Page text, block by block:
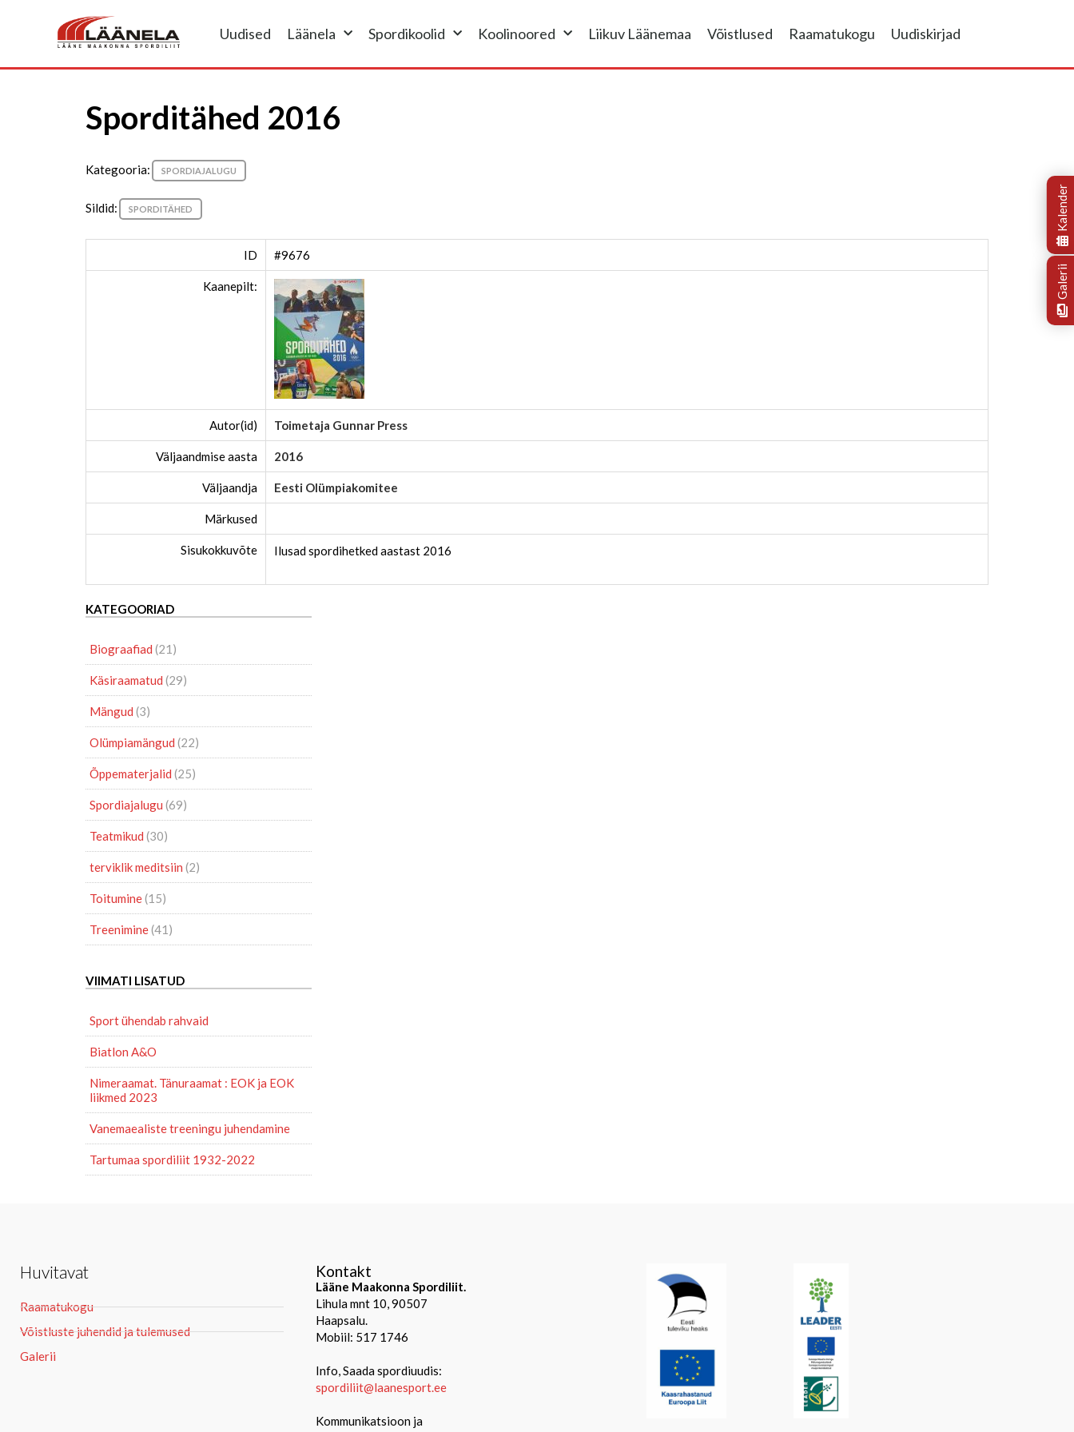
Kalender
Galerii
Uudised Läänela Spordikoolid Koolinoored Liikuv Läänemaa Võistlused Raamatukogu Uudiskirjad
Sporditähed 2016
Kategooria: SPORDIAJALUGU
Sildid: SPORDITÄHED
ID #9676
Kaanepilt:
Autor(id) Toimetaja Gunnar Press
Väljaandmise aasta 2016
Väljaandja Eesti Olümpiakomitee
Märkused
Sisukokkuvõte Ilusad spordihetked aastast 2016
KATEGOORIAD
Biograafiad (21)
Käsiraamatud (29)
Mängud (3)
Olümpiamängud (22)
Õppematerjalid (25)
Spordiajalugu (69)
Teatmikud (30)
terviklik meditsiin (2)
Toitumine(15)
Treenimine(41)
VIIMATI LISATUD
Sport ühendab rahvaid
Biatlon A&O
Nimeraamat. Tänuraamat : EOK ja EOK
liikmed 2023
Vanemaealiste treeningu juhendamine
Tartumaa spordiliit 1932-2022
Huvitavat
Raamatukogu
Võistluste juhendid ja tulemused
Galerii
Kontakt
Lääne Maakonna Spordiliit.
Lihula mnt 10, 90507
Haapsalu.
Mobiil: 517 1746
Info, Saada spordiuudis:
spordiliit@laanesport.ee
Kommunikatsioon ja